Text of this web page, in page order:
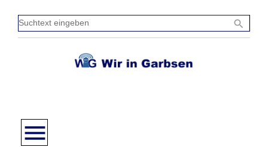
Inhalt
springen
search
menu